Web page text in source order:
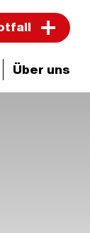
Über uns